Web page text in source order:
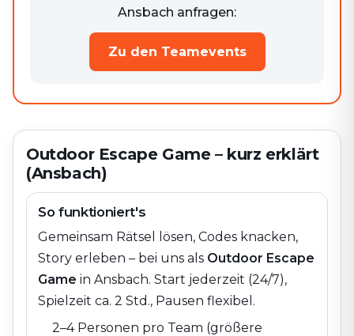
Ansbach anfragen:
Zu den Teamevents
Outdoor Escape Game – kurz erklärt
(Ansbach)
So funktioniert's
Gemeinsam Rätsel lösen, Codes knacken,
Story erleben – bei uns als Outdoor Escape
Game in Ansbach. Start jederzeit (24/7),
Spielzeit ca. 2 Std., Pausen flexibel.
2–4 Personen pro Team (größere